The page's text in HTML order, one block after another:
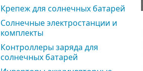
Крепеж для солнечных батарей
Солнечные электростанции и
комплекты
Контроллеры заряда для
солнечных батарей